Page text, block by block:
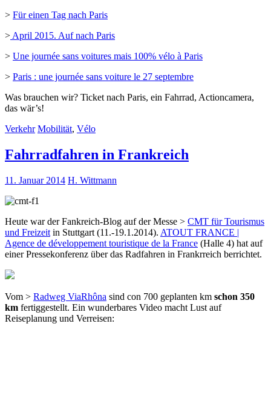
> Für einen Tag nach Paris
> April 2015. Auf nach Paris
> Une journée sans voitures mais 100% vélo à Paris
> Paris : une journée sans voiture le 27 septembre
Was brauchen wir? Ticket nach Paris, ein Fahrrad, Actioncamera,
das wär’s!
Verkehr Mobilität, Vélo
Fahrradfahren in Frankreich
11. Januar 2014 H. Wittmann
Heute war der Fankreich-Blog auf der Messe > CMT für Tourismus
und Freizeit in Stuttgart (11.-19.1.2014). ATOUT FRANCE |
Agence de développement touristique de la France (Halle 4) hat auf
einer Pressekonferenz über das Radfahren in Frankrreich berrichtet.
Vom > Radweg ViaRhôna sind con 700 geplanten km schon 350
km fertiggestellt. Ein wunderbares Video macht Lust auf
Reiseplanung und Verreisen: